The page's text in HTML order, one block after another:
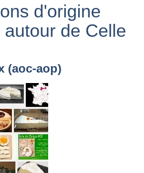
d'origine
de Celle
(aoc-aop)